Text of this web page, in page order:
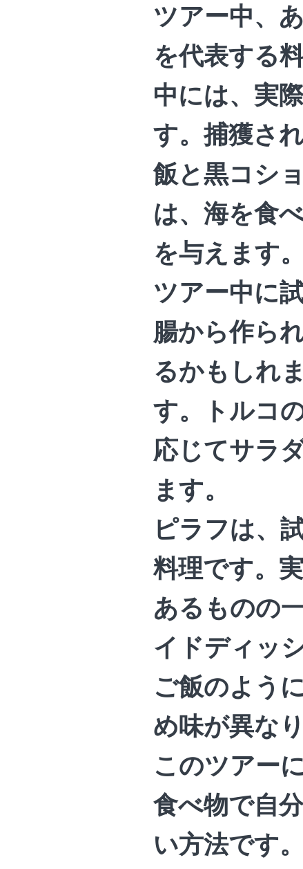
ツアー中、
を代表する
中には、実
す。捕獲さ
飯と黒コシ
は、海を食
を与えます。
ツアー中に
腸から作ら
るかもしれ
す。トルコ
応じてサラ
ます。
ピラフは、
料理です。
あるものの
イドディッ
ご飯のよう
め味が異なり
このツアー
食べ物で自
い方法です